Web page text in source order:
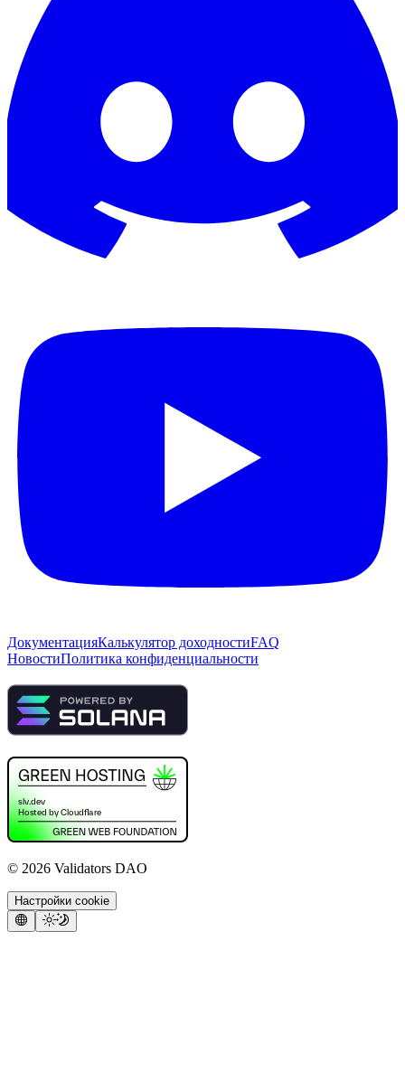
ДокументацияКалькулятор доходностиFAQ
НовостиПолитика конфиденциальности
© 2026 Validators DAO
Настройки cookie